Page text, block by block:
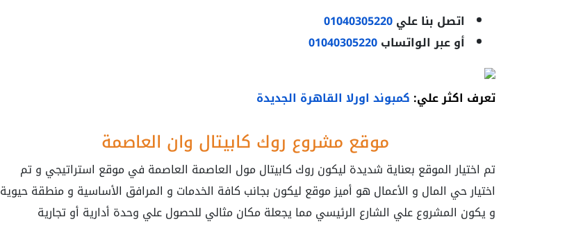
اتصل بنا علي01040305220
أو عبر الواتساب01040305220
تعرف اكثر علي: كمبوند اورلا القاهرة الجديدة
موقع مشروع روك كابيتال وان العاصمة
تم اختيار الموقع بعناية شديدة ليكون روك كابيتال مول العاصمة العاصمة في موقع استراتيجي و تم
اختيار حي المال و الأعمال هو أميز موقع ليكون بجانب كافة الخدمات و المرافق الأساسية و منطقة حيوية
و يكون المشروع علي الشارع الرئيسي مما يجعلة مكان مثالي للحصول علي وحدة أدارية أو تجارية